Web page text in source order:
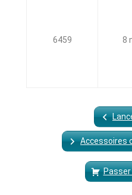
6459 8
Accessoires